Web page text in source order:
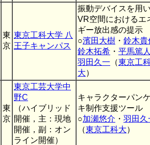
東
京
東京工科大学 八
王子キャンパス
振動デバイスを用
VR空間におけるエ
ギー放出感の提示
○濱田大樹 ・ 鈴木貴
鈴木拓希 ・ 平馬篤
羽田久一 （東京工
大）
東
京
東京工芸大学中
野C
（ハイブリッド
開催，主：現地
開催，副：オン
ライン開催）
キャラクターパン
キ制作支援ツール
○加瀬悠介 ・ 羽田久
（東京工科大）